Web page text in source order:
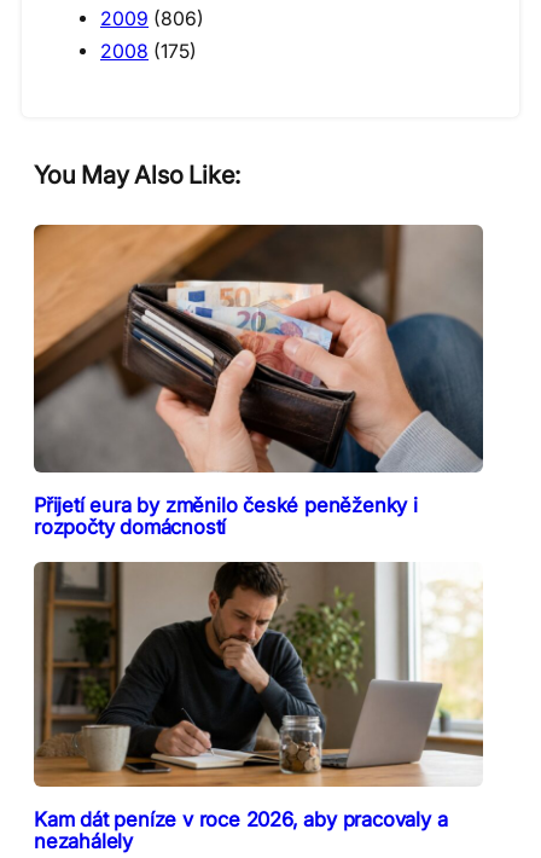
2009 (806)
2008 (175)
You May Also Like:
Přijetí eura by změnilo české peněženky i
rozpočty domácností
Kam dát peníze v roce 2026, aby pracovaly a
nezahálely